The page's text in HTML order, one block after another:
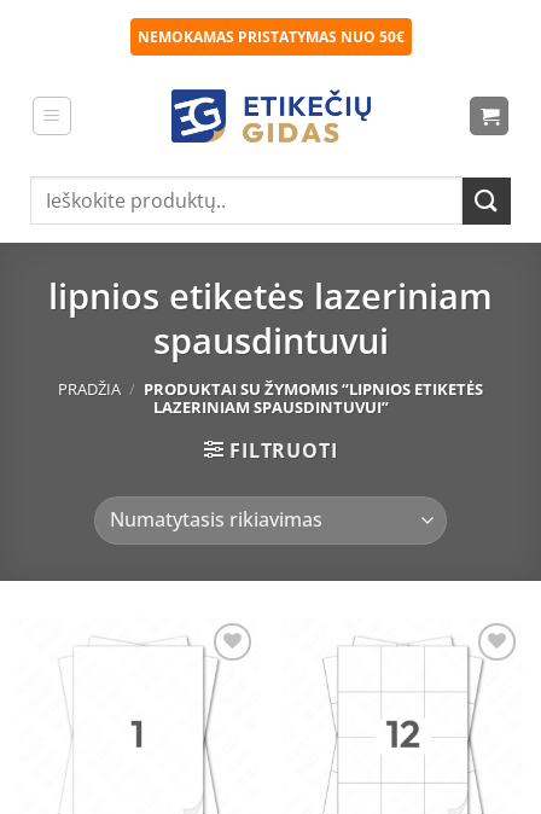
NEMOKAMAS PRISTATYMAS NUO 50€
Ieškoti:
lipnios etiketės lazeriniam
spausdintuvui
PRADŽIA / PRODUKTAI SU ŽYMOMIS “LIPNIOS ETIKETĖS
LAZERINIAM SPAUSDINTUVUI”
FILTRUOTI
Pridėti
į norų
sąrašą
Pridėti
į norų
sąrašą